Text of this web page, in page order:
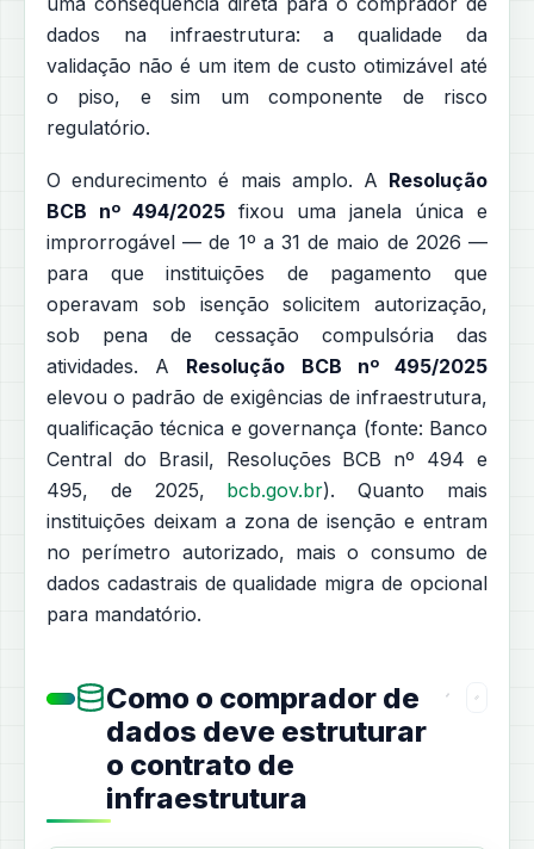
dados na infraestrutura: a qualidade da
validação não é um item de custo otimizável até
o piso, e sim um componente de risco
regulatório.
O endurecimento é mais amplo. A Resolução
BCB nº 494/2025 fixou uma janela única e
improrrogável — de 1º a 31 de maio de 2026 —
para que instituições de pagamento que
operavam sob isenção solicitem autorização,
sob pena de cessação compulsória das
atividades. A Resolução BCB nº 495/2025
elevou o padrão de exigências de infraestrutura,
qualificação técnica e governança (fonte: Banco
Central do Brasil, Resoluções BCB nº 494 e
495, de 2025, bcb.gov.br). Quanto mais
instituições deixam a zona de isenção e entram
no perímetro autorizado, mais o consumo de
dados cadastrais de qualidade migra de opcional
para mandatório.
Como o comprador de
dados deve estruturar
o contrato de
infraestrutura